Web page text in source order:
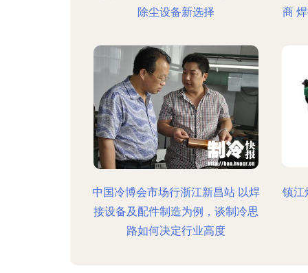
除尘设备新选择
商
中国冷博会市场行浙江新昌站 以焊
接设备及配件制造为例，谈制冷思
路如何决定行业高度
镇江